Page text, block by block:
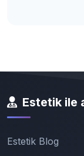
Estetik ile
Estetik Blog